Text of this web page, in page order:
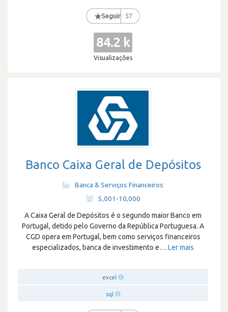
★Seguir 57
84.2 k
Visualizações
Banco Caixa Geral de Depósitos
Banca & Serviços Financeiros
5,001-10,000
A Caixa Geral de Depósitos é o segundo maior Banco em
Portugal, detido pelo Governo da República Portuguesa. A
CGD opera em Portugal, bem como serviços financeiros
especializados, banca de investimento e… Ler mais
excel
sql